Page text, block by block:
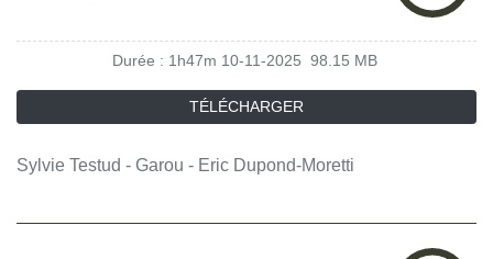
Durée : 1h47m 10-11-2025 98.15 MB
TÉLÉCHARGER
Sylvie Testud - Garou - Eric Dupond-Moretti